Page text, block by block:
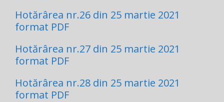
Hotărârea nr.26 din 25 martie 2021
format PDF
Hotărârea nr.27 din 25 martie 2021
format PDF
Hotărârea nr.28 din 25 martie 2021
format PDF